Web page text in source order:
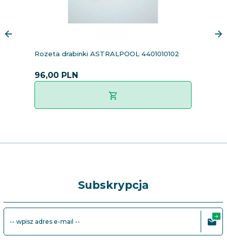
Rozeta drabinki ASTRALPOOL 4401010102
96,00 PLN
Subskrypcja
-- wpisz adres e-mail --